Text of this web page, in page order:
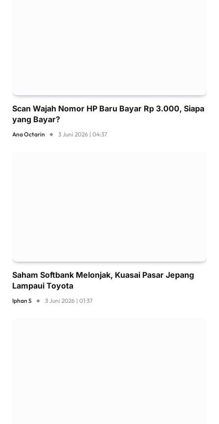
Scan Wajah Nomor HP Baru Bayar Rp 3.000, Siapa
yang Bayar?
Ana Octarin 3 Juni 2026 | 04:37
Saham Softbank Melonjak, Kuasai Pasar Jepang
Lampaui Toyota
Iphan S 3 Juni 2026 | 01:37